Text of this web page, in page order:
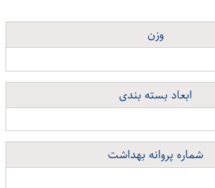
وزن
ابعاد بسته بندی
شماره پروانه بهداشت